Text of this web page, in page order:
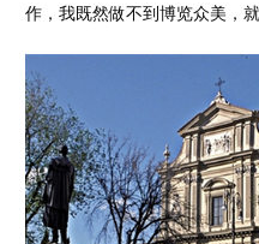
作，我既然做不到博览众美，